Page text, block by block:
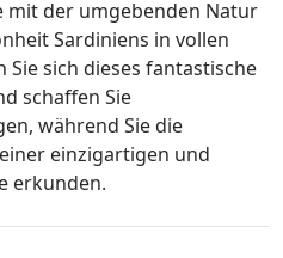
mit der umgebenden Natur
Sardiniens in vollen
Sie sich dieses fantastische
schaffen Sie
während Sie die
einzigartigen und
erkunden.